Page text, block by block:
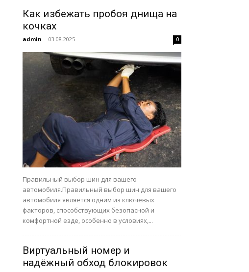
Как избежать пробоя днища на
кочках
admin - 03.08.2025 0
Правильный выбор шин для вашего
автомобиля.Правильный выбор шин для вашего
автомобиля является одним из ключевых
факторов, способствующих безопасной и
комфортной езде, особенно в условиях,...
Виртуальный номер и
надёжный обход блокировок